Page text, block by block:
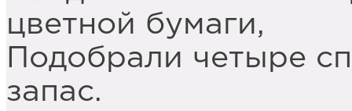
цветной бумаги,
Подобрали четыре
запас.